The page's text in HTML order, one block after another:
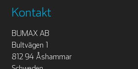
Kontakt
BUMAX AB
Bultvägen 1
812 94 Åshammar